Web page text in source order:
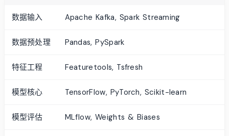
数据输入 Apache Kafka, Spark Streaming
数据预处理 Pandas, PySpark
特征工程 Featuretools, Tsfresh
模型核心 TensorFlow, PyTorch, Scikit-learn
模型评估 MLflow, Weights & Biases